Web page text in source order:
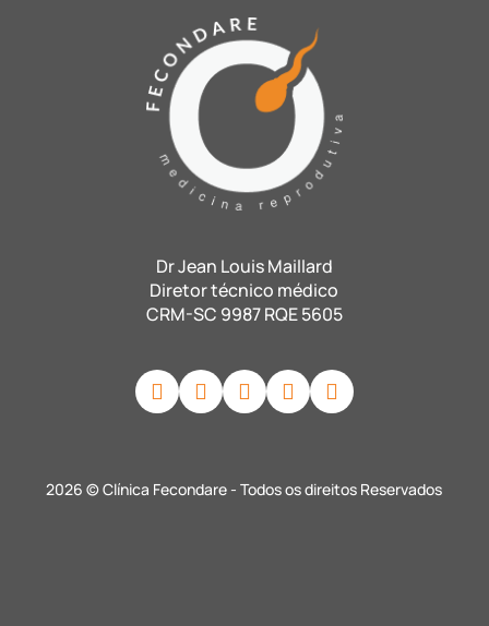
Dr Jean Louis Maillard
Diretor técnico médico
CRM-SC 9987 RQE 5605
2026 © Clínica Fecondare - Todos os direitos Reservados